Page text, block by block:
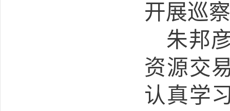
开展巡
朱邦
资源交
认真学